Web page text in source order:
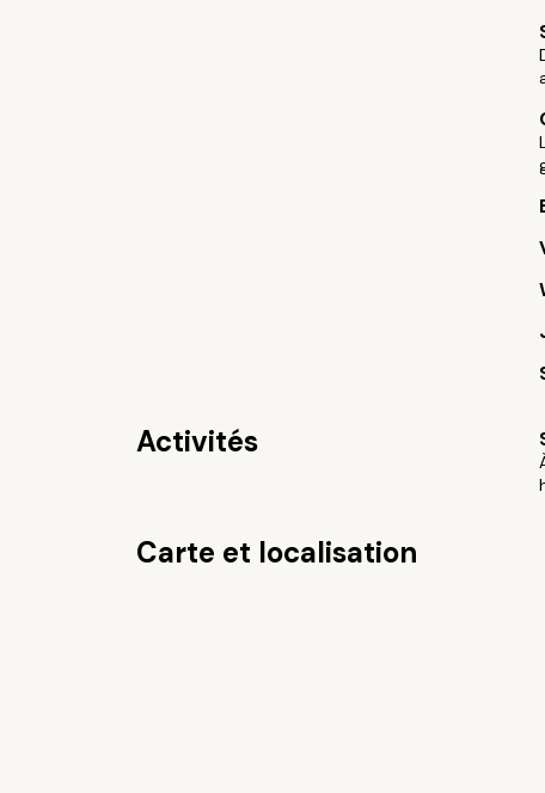
Activités
Carte et localisation